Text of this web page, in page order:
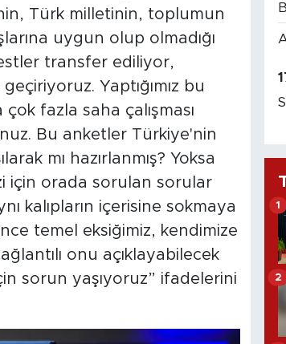
Türk milletinin, toplumun
uygun olup olmadığı
transfer ediliyor,
Yaptığımız bu
fazla saha çalışması
Bu anketler Türkiye'nin
mı hazırlanmış? Yoksa
için orada sorulan sorular
kalıpların içerisine sokmaya
temel eksiğimiz, kendimize
onu açıklayabilecek
sorun yaşıyoruz” ifadelerini
1
2